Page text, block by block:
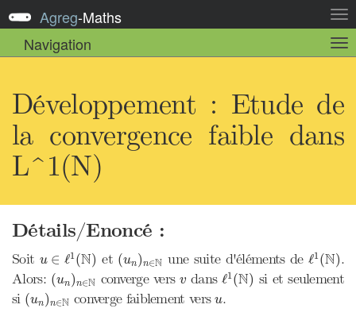
la
Agreg-Maths
Navigation
la
Développement : Etude de
la convergence faible dans
L^1(N)
Détails/Enoncé :
Soit u ∈ ℓ1 (N)
1(N) et (un)n∈N
( n) une suite d'éléments de ℓ1 (N)
ℓ1 (N) .
Alors: (un)n∈N
( n) n ∈ converge versv
v dansℓ1 (N)
ℓ1(N) si et seulement
si (un)n∈N
( n) n Nconverge faiblement versu
u.